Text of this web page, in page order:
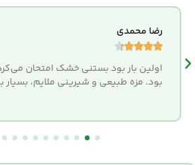
رضا محمدی





اولین بار بود بستنی خشک امتحان
بود. مزه طبیعی و شیرینی ملایم، بسیار